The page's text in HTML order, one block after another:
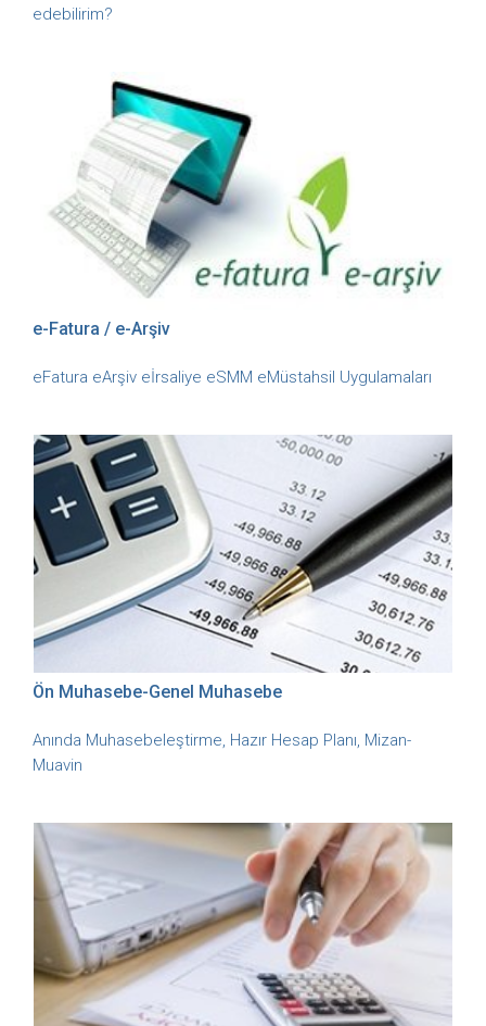
edebilirim?
e-Fatura / e-Arşiv
eFatura eArşiv eİrsaliye eSMM eMüstahsil Uygulamaları
Ön Muhasebe-Genel Muhasebe
Anında Muhasebeleştirme, Hazır Hesap Planı, Mizan-
Muavin